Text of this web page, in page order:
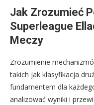
Jak Zrozumieć
Superleague
Meczy
Zrozumienie
takich jak klasyfikacja
fundamentem dla
analizować wyniki i